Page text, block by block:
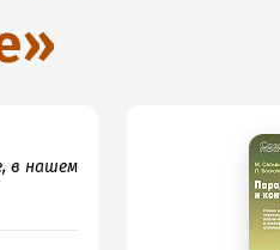
»
в нашем